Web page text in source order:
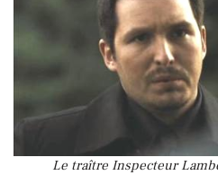
Le traître Inspecteur